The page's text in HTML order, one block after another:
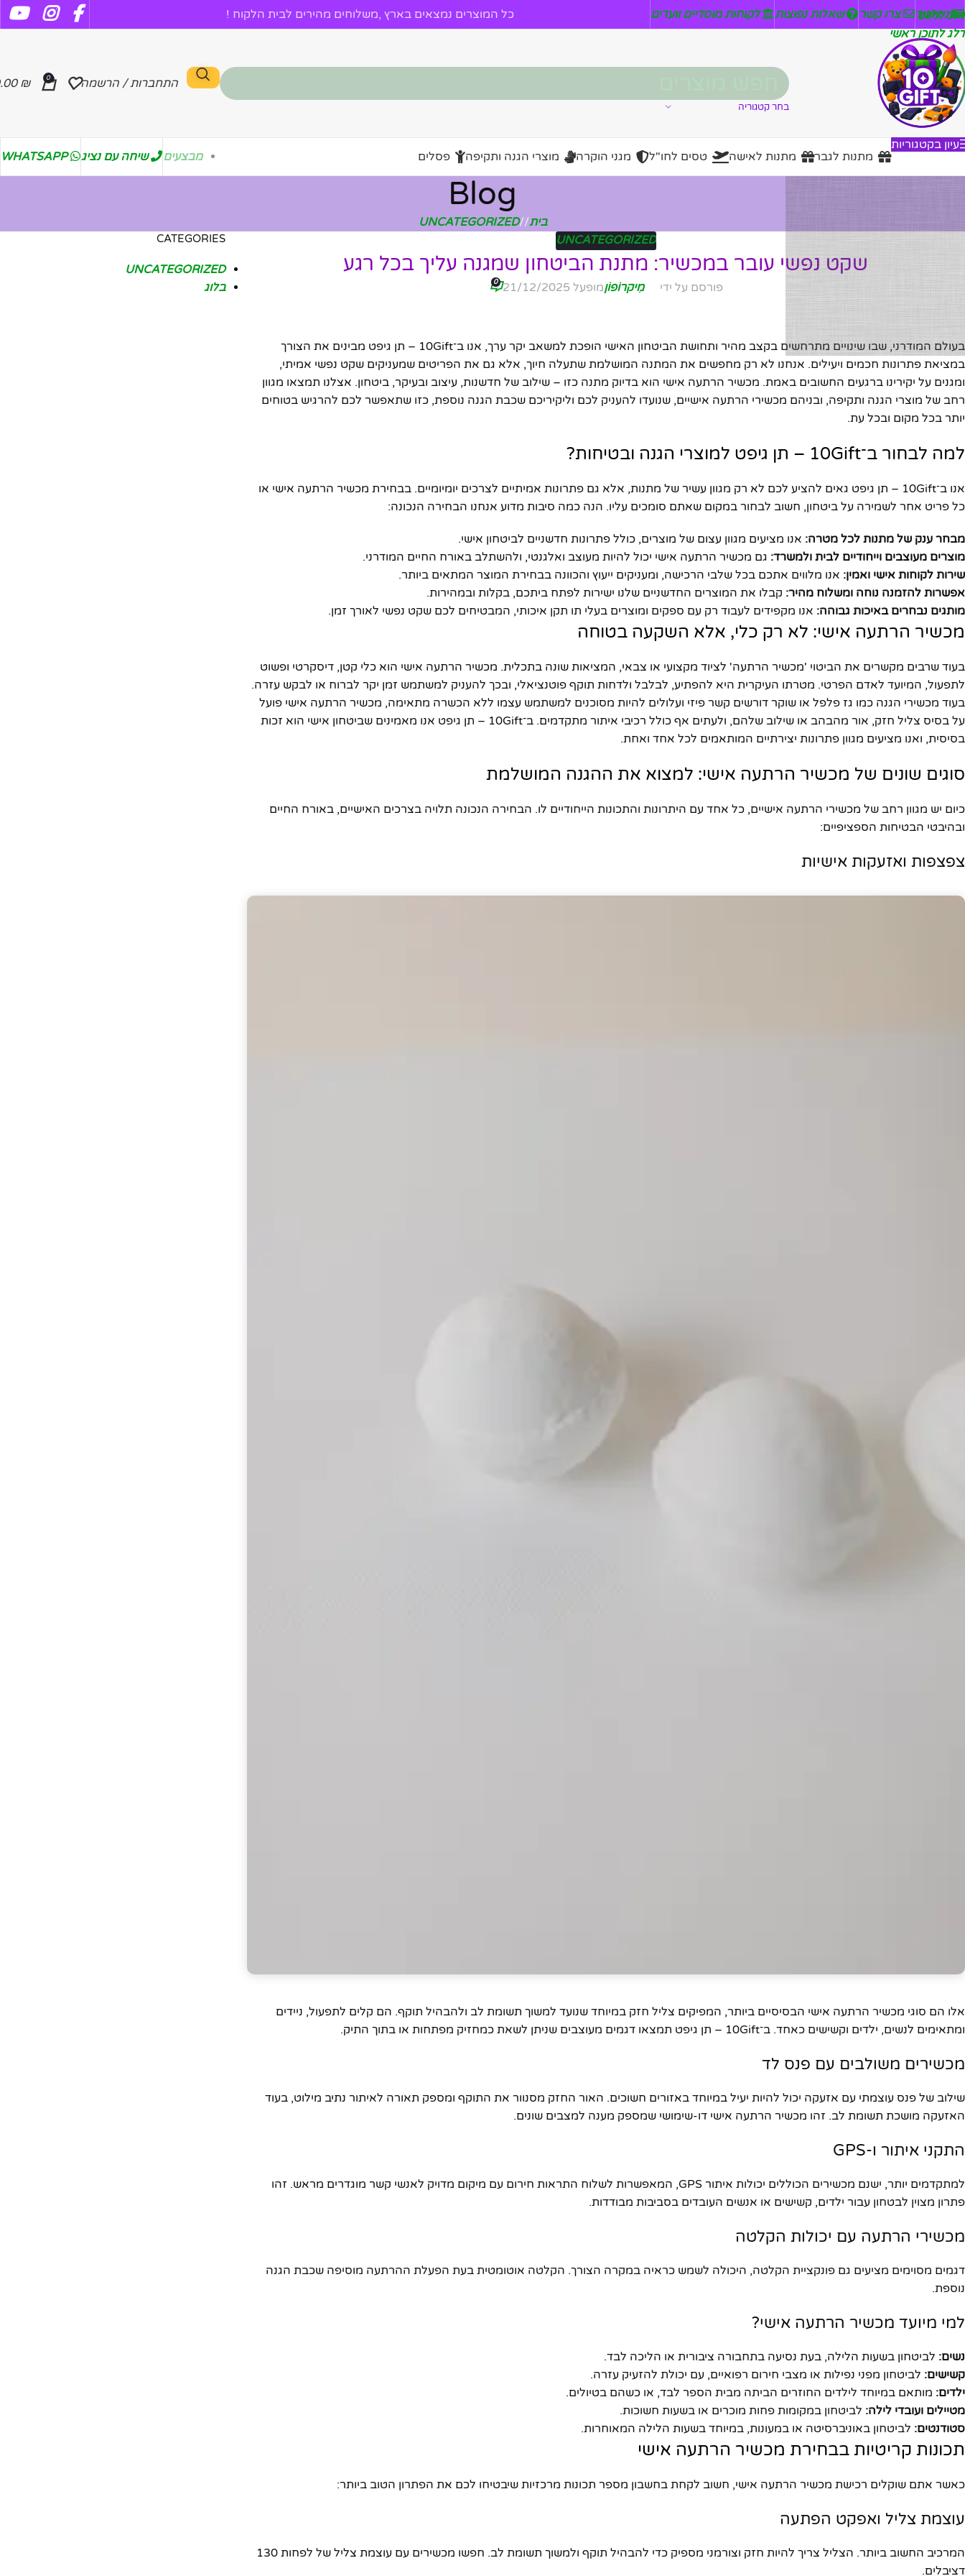
דלג לניווט
דלג לתוכן ראשי
ניזלטר צרו קשר שאלות נפוצות לקוחות מוסדיים וועדים כל המוצרים נמצאים בארץ ,משלוחים מהירים לבית הלקוח !
בחר קטגוריה
התחברות / הרשמה 0
₪
עיון בקטגוריות
מתנות לגבר
מתנות לאישה טסים לחו"ל מגני הוקרה מוצרי הגנה ותקיפה פסלים מבצעים שיחה עם נציג WHATSAPP
Blog
בית/
UNCATEGORIZED
UNCATEGORIZED
שקט נפשי עובר במכשיר: מתנת הביטחון שמגנה עליך בכל רגע
פורסם על ידי מִיקרוֹפוֹןמופעל 21/12/2025 0
בעולם המודרני, שבו שינויים מתרחשים בקצב מהיר ותחושת הביטחון האישי הופכת למשאב יקר ערך, אנו ב־10Gift – תן גיפט מבינים את הצורך
במציאת פתרונות חכמים ויעילים. אנחנו לא רק מחפשים את המתנה המושלמת שתעלה חיוך, אלא גם את הפריטים שמעניקים שקט נפשי אמיתי,
ומגנים על יקירינו ברגעים החשובים באמת. מכשיר הרתעה אישי הוא בדיוק מתנה כזו – שילוב של חדשנות, עיצוב ובעיקר, ביטחון. אצלנו תמצאו מגוון
רחב של מוצרי הגנה ותקיפה, ובניהם מכשירי הרתעה אישיים, שנועדו להעניק לכם וליקיריכם שכבת הגנה נוספת, כזו שתאפשר לכם להרגיש בטוחים
יותר בכל מקום ובכל עת.
למה לבחור ב־10Gift – תן גיפט למוצרי הגנה ובטיחות?
אנו ב־10Gift – תן גיפט גאים להציע לכם לא רק מגוון עשיר של מתנות, אלא גם פתרונות אמיתיים לצרכים יומיומיים. בבחירת מכשיר הרתעה אישי או
כל פריט אחר לשמירה על ביטחון, חשוב לבחור במקום שאתם סומכים עליו. הנה כמה סיבות מדוע אנחנו הבחירה הנכונה:
מבחר ענק של מתנות לכל מטרה: אנו מציעים מגוון עצום של מוצרים, כולל פתרונות חדשניים לביטחון אישי.
מוצרים מעוצבים וייחודיים לבית ולמשרד: גם מכשיר הרתעה אישי יכול להיות מעוצב ואלגנטי, ולהשתלב באורח החיים המודרני.
שירות לקוחות אישי ואמין: אנו מלווים אתכם בכל שלבי הרכישה, ומעניקים ייעוץ והכוונה בבחירת המוצר המתאים ביותר.
אפשרות להזמנה נוחה ומשלוח מהיר: קבלו את המוצרים החדשניים שלנו ישירות לפתח ביתכם, בקלות ובמהירות.
מותגים נבחרים באיכות גבוהה: אנו מקפידים לעבוד רק עם ספקים ומוצרים בעלי תו תקן איכותי, המבטיחים לכם שקט נפשי לאורך זמן.
מכשיר הרתעה אישי: לא רק כלי, אלא השקעה בטוחה
בעוד שרבים מקשרים את הביטוי 'מכשיר הרתעה' לציוד מקצועי או צבאי, המציאות שונה בתכלית. מכשיר הרתעה אישי הוא כלי קטן, דיסקרטי ופשוט
לתפעול, המיועד לאדם הפרטי. מטרתו העיקרית היא להפתיע, לבלבל ולדחות תוקף פוטנציאלי, ובכך להעניק למשתמש זמן יקר לברוח או לבקש עזרה.
בעוד מכשירי הגנה כמו גז פלפל או שוקר דורשים קשר פיזי ועלולים להיות מסוכנים למשתמש עצמו ללא הכשרה מתאימה, מכשיר הרתעה אישי פועל
על בסיס צליל חזק, אור מהבהב או שילוב שלהם, ולעתים אף כולל רכיבי איתור מתקדמים. ב־10Gift – תן גיפט אנו מאמינים שביטחון אישי הוא זכות
בסיסית, ואנו מציעים מגוון פתרונות יצירתיים המותאמים לכל אחד ואחת.
סוגים שונים של מכשיר הרתעה אישי: למצוא את ההגנה המושלמת
כיום יש מגוון רחב של מכשירי הרתעה אישיים, כל אחד עם היתרונות והתכונות הייחודיים לו. הבחירה הנכונה תלויה בצרכים האישיים, באורח החיים
ובהיבטי הבטיחות הספציפיים:
צפצפות ואזעקות אישיות
אלו הם סוגי מכשיר הרתעה אישי הבסיסיים ביותר, המפיקים צליל חזק במיוחד שנועד למשוך תשומת לב ולהבהיל תוקף. הם קלים לתפעול, ניידים
ומתאימים לנשים, ילדים וקשישים כאחד. ב־10Gift – תן גיפט תמצאו דגמים מעוצבים שניתן לשאת כמחזיק מפתחות או בתוך התיק.
מכשירים משולבים עם פנס לד
שילוב של פנס עוצמתי עם אזעקה יכול להיות יעיל במיוחד באזורים חשוכים. האור החזק מסנוור את התוקף ומספק תאורה לאיתור נתיב מילוט, בעוד
האזעקה מושכת תשומת לב. זהו מכשיר הרתעה אישי דו-שימושי שמספק מענה למצבים שונים.
התקני איתור ו-GPS
למתקדמים יותר, ישנם מכשירים הכוללים יכולות איתור GPS, המאפשרות לשלוח התראות חירום עם מיקום מדויק לאנשי קשר מוגדרים מראש. זהו
פתרון מצוין לבטחון עבור ילדים, קשישים או אנשים העובדים בסביבות מבודדות.
מכשירי הרתעה עם יכולות הקלטה
דגמים מסוימים מציעים גם פונקציית הקלטה, היכולה לשמש כראיה במקרה הצורך. הקלטה אוטומטית בעת הפעלת ההרתעה מוסיפה שכבת הגנה
נוספת.
למי מיועד מכשיר הרתעה אישי?
נשים: לביטחון בשעות הלילה, בעת נסיעה בתחבורה ציבורית או הליכה לבד.
קשישים: לביטחון מפני נפילות או מצבי חירום רפואיים, עם יכולת להזעיק עזרה.
ילדים: מותאם במיוחד לילדים החוזרים הביתה מבית הספר לבד, או כשהם בטיולים.
מטיילים ועובדי לילה: לביטחון במקומות פחות מוכרים או בשעות חשוכות.
סטודנטים: לביטחון באוניברסיטה או במעונות, במיוחד בשעות הלילה המאוחרות.
תכונות קריטיות בבחירת מכשיר הרתעה אישי
כאשר אתם שוקלים רכישת מכשיר הרתעה אישי, חשוב לקחת בחשבון מספר תכונות מרכזיות שיבטיחו לכם את הפתרון הטוב ביותר:
עוצמת צליל ואפקט הפתעה
המרכיב החשוב ביותר. הצליל צריך להיות חזק וצורמני מספיק כדי להבהיל תוקף ולמשוך תשומת לב. חפשו מכשירים עם עוצמת צליל של לפחות 130
דציבלים.
CATEGORIES
UNCATEGORIZED
בלוג